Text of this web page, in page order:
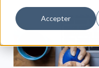
Accepter